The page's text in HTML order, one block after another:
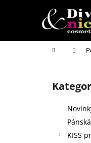
Domů
Přeskočit
kategorie
KISS
í
Zpět
do
Zpět
do